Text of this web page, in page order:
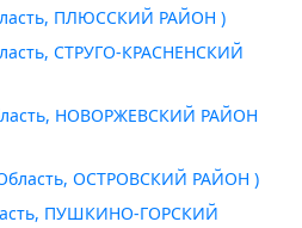
ПЛЮССКИЙ РАЙОН )
СТРУГО-КРАСНЕНСКИЙ
НОВОРЖЕВСКИЙ РАЙОН
Область, ОСТРОВСКИЙ РАЙОН )
ПУШКИНО-ГОРСКИЙ